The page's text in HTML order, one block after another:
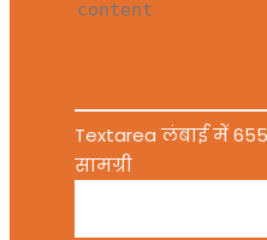
Textarea लंबाई में
सामग्री